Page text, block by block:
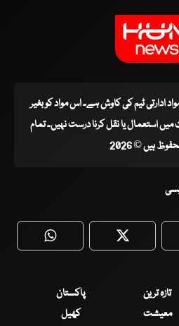
ادارتی ٹیم کی کاوش ہے۔ اس مواد کو بغیر
استعمال یا نقل کرنا درست نہیں۔ تمام
ہیں © 2026
WhatsApp Twitter
تازہ ترین
پاکستان
معیشت
کھیل